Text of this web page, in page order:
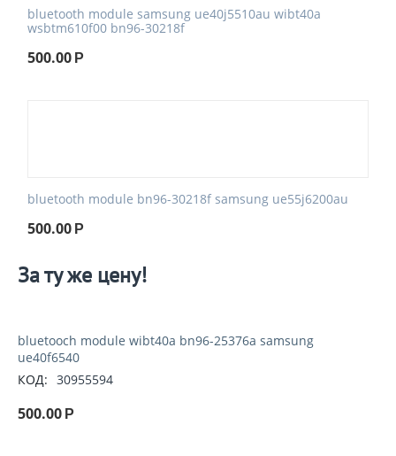
bluetooth module samsung ue40j5510au wibt40a
wsbtm610f00 bn96-30218f
500.00 Р
bluetooth module bn96-30218f samsung ue55j6200au
500.00 Р
За ту же цену!
bluetooch module wibt40a bn96-25376a samsung
ue40f6540
КОД: 30955594
500.00 Р